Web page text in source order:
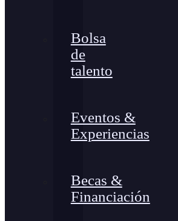
Bolsa
de
talento
Eventos &
Experiencias
Becas &
Financiación